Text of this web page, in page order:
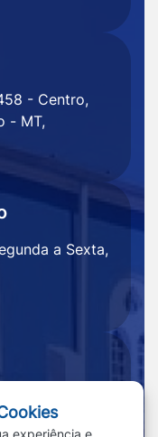
- Centro,
- MT,
a Sexta,
cookies
experiência e